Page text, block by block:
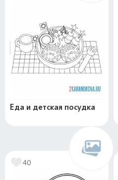
Еда и детская посудка
40